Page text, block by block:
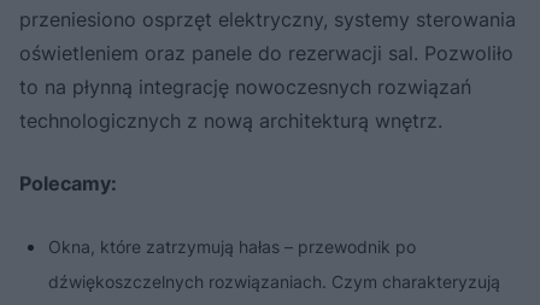
przeniesiono osprzęt elektryczny, systemy sterowania
oświetleniem oraz panele do rezerwacji sal. Pozwoliło
to na płynną integrację nowoczesnych rozwiązań
technologicznych z nową architekturą wnętrz.
Polecamy:
Okna, które zatrzymują hałas – przewodnik po
dźwiękoszczelnych rozwiązaniach. Czym charakteryzują